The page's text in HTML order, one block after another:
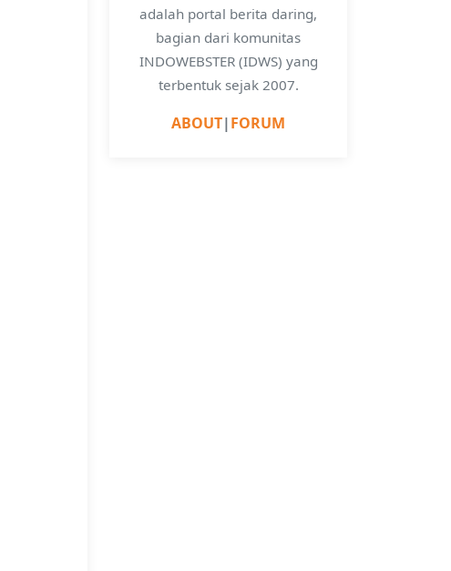
adalah portal berita daring,
bagian dari komunitas
INDOWEBSTER (IDWS) yang
terbentuk sejak 2007.
ABOUT|FORUM